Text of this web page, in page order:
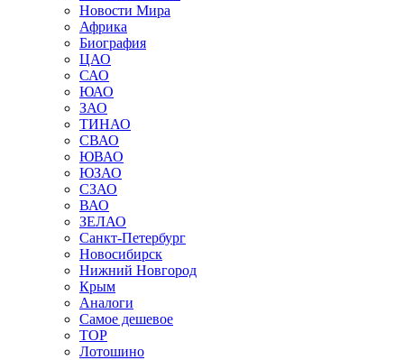
Новости Мира
Африка
Биография
ЦАО
САО
ЮАО
ЗАО
ТИНАО
СВАО
ЮВАО
ЮЗАО
СЗАО
ВАО
ЗЕЛАО
Санкт-Петербург
Новосибирск
Нижний Новгород
Крым
Аналоги
Самое дешевое
TOP
Лотошино